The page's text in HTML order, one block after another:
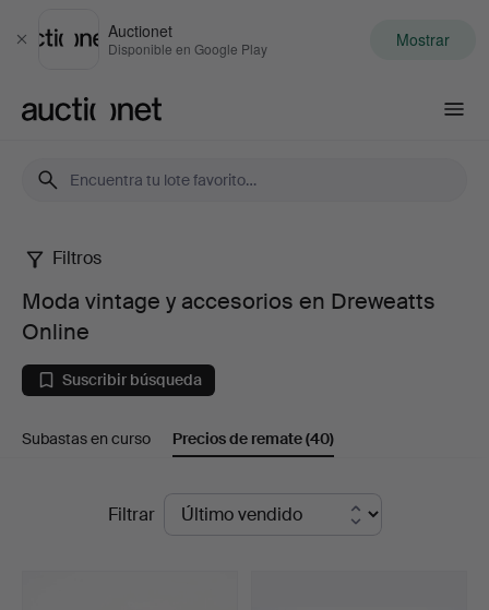
Cerrar
Auctionet
Disponible en Google Play Mostrar
Moda
vintage
accesorios
Dreweatts
Filtros
Moda vintage y accesorios en Dreweatts
Online
Suscribir búsqueda
Subastas en curso Precios de remate(40)
Filtrar